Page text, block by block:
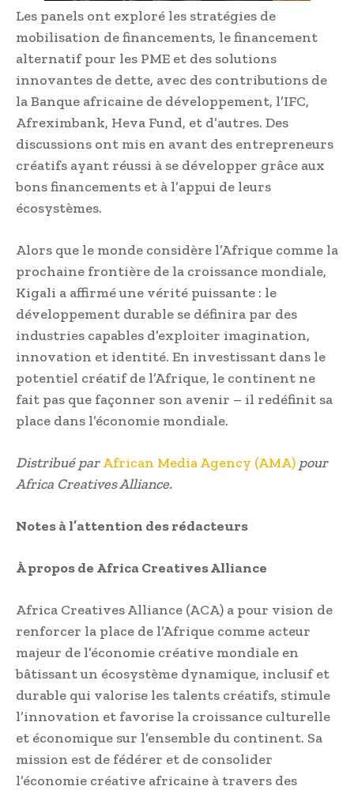
Les panels ont exploré les stratégies de
mobilisation de financements, le financement
alternatif pour les PME et des solutions
innovantes de dette, avec des contributions de
la Banque africaine de développement, l’IFC,
Afreximbank, Heva Fund, et d’autres. Des
discussions ont mis en avant des entrepreneurs
créatifs ayant réussi à se développer grâce aux
bons financements et à l’appui de leurs
écosystèmes.
Alors que le monde considère l’Afrique comme la
prochaine frontière de la croissance mondiale,
Kigali a affirmé une vérité puissante : le
développement durable se définira par des
industries capables d’exploiter imagination,
innovation et identité. En investissant dans le
potentiel créatif de l’Afrique, le continent ne
fait pas que façonner son avenir – il redéfinit sa
place dans l’économie mondiale.
Distribué parAfrican Media Agency (AMA) pour
Africa Creatives Alliance.
Notes à l’attention des rédacteurs
À propos de Africa Creatives Alliance
Africa Creatives Alliance (ACA) a pour vision de
renforcer la place de l’Afrique comme acteur
majeur de l’économie créative mondiale en
bâtissant un écosystème dynamique, inclusif et
durable qui valorise les talents créatifs, stimule
l’innovation et favorise la croissance culturelle
et économique sur l’ensemble du continent. Sa
mission est de fédérer et de consolider
l’économie créative africaine à travers des